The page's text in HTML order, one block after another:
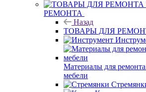
РЕМОНТА
Назад
ТОВАРЫ ДЛЯ
Материалы для
мебели